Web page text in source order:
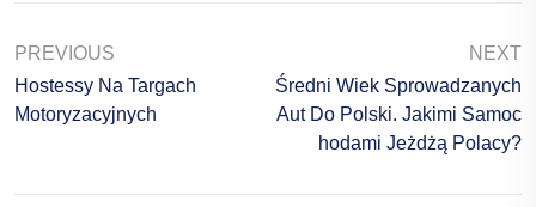
PREVIOUS
Hostessy Na Targach
Motoryzacyjnych
NEXT
Średni Wiek Sprowadzanych
Aut Do Polski. Jakimi Samoc
Hodami Jeżdżą Polacy?